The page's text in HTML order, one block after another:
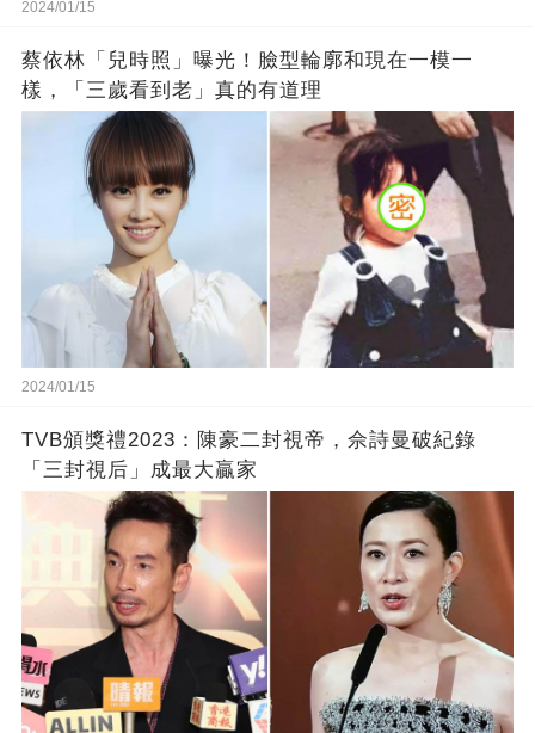
2024/01/15
蔡依林「兒時照」曝光！臉型輪廓和現在一模一
樣，「三歲看到老」真的有道理
2024/01/15
TVB頒獎禮2023：陳豪二封視帝，佘詩曼破紀錄
「三封視后」成最大贏家